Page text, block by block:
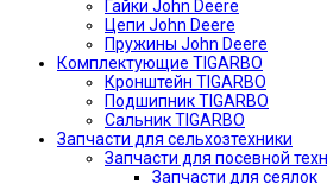
Гайки John Deere
Цепи John Deere
Пружины John Deere
Комплектующие TIGARBO
Кронштейн TIGARBO
Подшипник TIGARBO
Сальник TIGARBO
Запчасти для сельхозтехники
Запчасти для посевной
Запчасти для сеялок